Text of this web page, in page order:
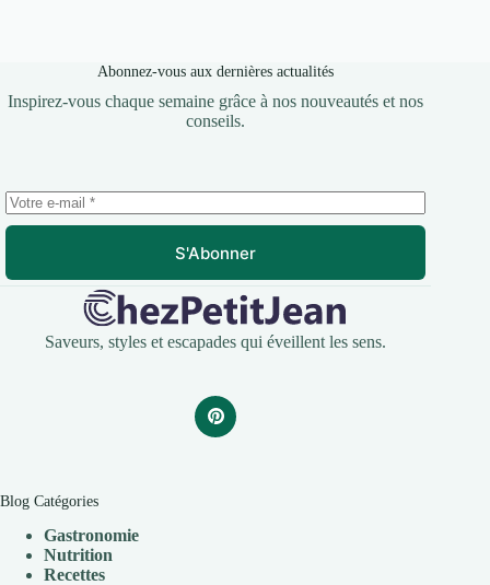
Abonnez-vous aux dernières actualités
Inspirez-vous chaque semaine grâce à nos nouveautés et nos
conseils.
S'Abonner
Saveurs, styles et escapades qui éveillent les sens.
Blog Catégories
Gastronomie
Nutrition
Recettes